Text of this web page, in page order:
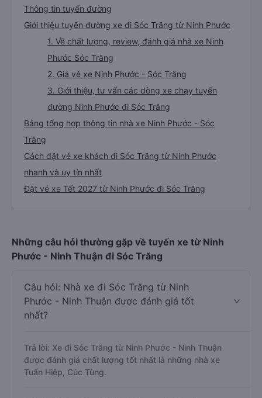
Thông tin tuyến đường
Giới thiệu tuyến đường xe đi Sóc Trăng từ Ninh Phước
1. Về chất lượng, review, đánh giá nhà xe Ninh
Phước Sóc Trăng
2. Giá vé xe Ninh Phước - Sóc Trăng
3. Giới thiệu, tư vấn các dòng xe chạy tuyến
đường Ninh Phước đi Sóc Trăng
Bảng tổng hợp thông tin nhà xe Ninh Phước - Sóc
Trăng
Cách đặt vé xe khách đi Sóc Trăng từ Ninh Phước
nhanh và uy tín nhất
Đặt vé xe Tết 2027 từ Ninh Phước đi Sóc Trăng
Những câu hỏi thường gặp về tuyến xe từ Ninh
Phước - Ninh Thuận đi Sóc Trăng
Câu hỏi: Nhà xe đi Sóc Trăng từ Ninh
Phước - Ninh Thuận được đánh giá tốt
nhất?
Trả lời: Xe đi Sóc Trăng từ Ninh Phước - Ninh Thuận
được đánh giá chất lượng tốt nhất là những nhà xe
Tuấn Hiệp, Cúc Tùng.